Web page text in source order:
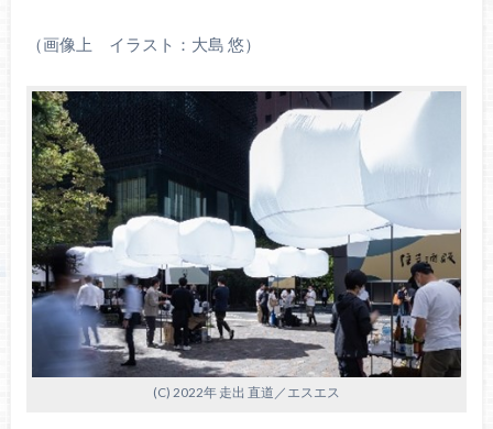
（画像上 イラスト：大島 悠）
(C) 2022年 走出 直道／エスエス